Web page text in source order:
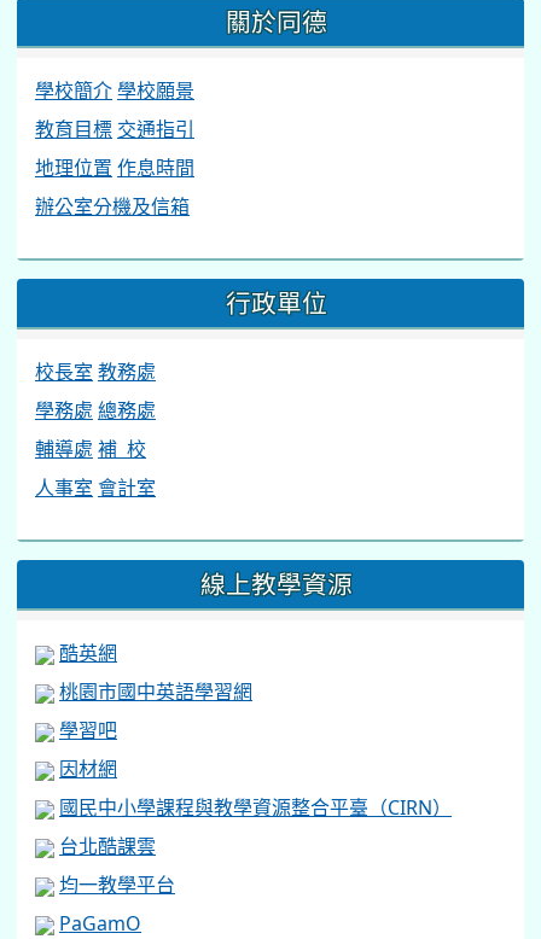
關於同德
學校簡介學校願景
教育目標 交通指引
地理位置 作息時間
辦公室分機及信箱
行政單位
校長室 教務處
學務處 總務處
輔導處 補 校
人事室 會計室
線上教學資源
酷英網
桃園市國中英語學習網
學習吧
因材網
國民中小學課程與教學資源整合平臺（CIRN）
台北酷課雲
均一教學平台
PaGamO